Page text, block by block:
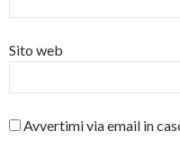
Sito web
Avvertimi via email in